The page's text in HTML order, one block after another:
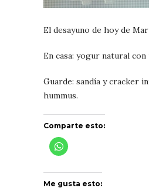
El desayuno de hoy de
En casa: yogur natural con
Guarde: sandía y cracker
hummus.
Comparte esto:
Me gusta esto: